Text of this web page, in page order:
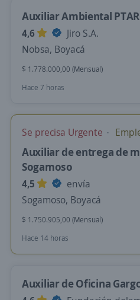
Auxiliar Ambiental
4,6
Jiro S.A.
Nobsa, Boyacá
$ 1.778.000,00 (Mensual)
Hace 7 horas
Se precisa Urgente
Auxiliar de entrega de
Sogamoso
4,5
envía
Sogamoso, Boyacá
$ 1.750.905,00 (Mensual)
Hace 14 horas
Auxiliar de Oficina